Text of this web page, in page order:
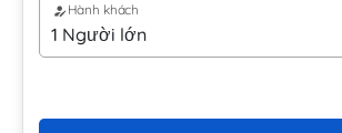
Hành khách